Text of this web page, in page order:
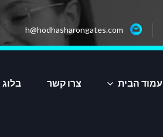
h@hodhasharongates.com
עמוד הבית צרו קשר בלוג